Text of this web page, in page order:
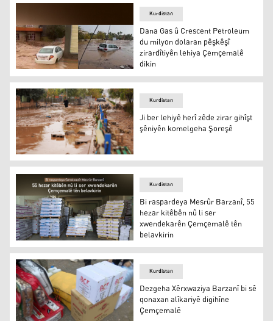
Dana Gas û Crescent Petroleum du milyon dolaran
Kurdistan
Dana Gas û Crescent Petroleum
du milyon dolaran pêşkêşî
zirardîtiyên lehiya Çemçemalê
dikin
Ji ber lehiyê herî zêde zirar gihîşt şêniyên komelgeha
Kurdistan
Ji ber lehiyê herî zêde zirar gihîşt
şêniyên komelgeha Şoreşê
Bi raspardeya Mesrûr Barzanî, 55 hezar kitêbên nû li
Kurdistan
Bi raspardeya Mesrûr Barzanî, 55
hezar kitêbên nû li ser
xwendekarên Çemçemalê tên
belavkirin
Kurdistan
Dezgeha Xêrxwaziya Barzanî bi sê
qonaxan alîkariyê digihîne
Çemçemalê